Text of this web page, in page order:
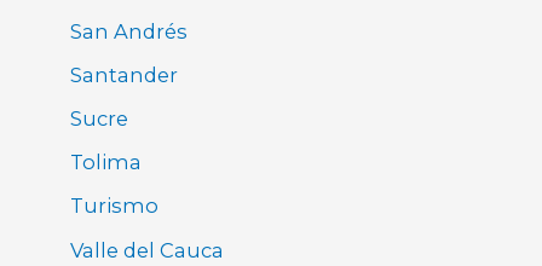
San Andrés
Santander
Sucre
Tolima
Turismo
Valle del Cauca